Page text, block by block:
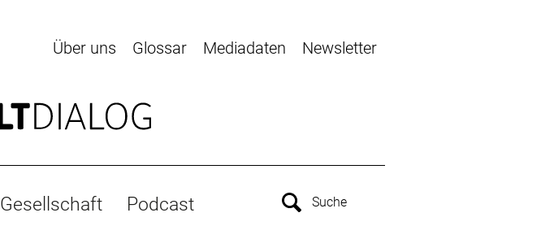
Über uns Glossar Mediadaten Newsletter
Gesellschaft Podcast